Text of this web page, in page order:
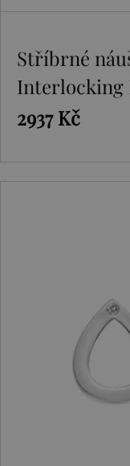
Stříbrné
Interlocking
2937 Kč